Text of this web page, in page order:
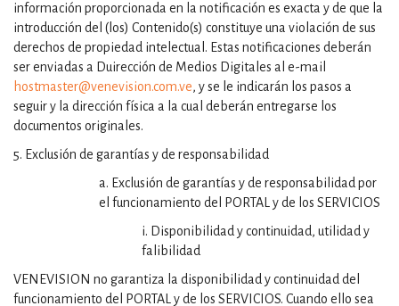
información proporcionada en la notificación es exacta y de que la
introducción del (los) Contenido(s) constituye una violación de sus
derechos de propiedad intelectual. Estas notificaciones deberán
ser enviadas a Duirección de Medios Digitales al e-mail
hostmaster@venevision.com.ve, y se le indicarán los pasos a
seguir y la dirección física a la cual deberán entregarse los
documentos originales.
5. Exclusión de garantías y de responsabilidad
a. Exclusión de garantías y de responsabilidad por
el funcionamiento del PORTAL y de los SERVICIOS
i. Disponibilidad y continuidad, utilidad y
falibilidad
VENEVISION no garantiza la disponibilidad y continuidad del
funcionamiento del PORTAL y de los SERVICIOS. Cuando ello sea